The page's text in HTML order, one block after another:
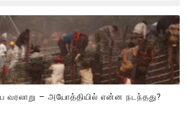
வரலாறு – அயோத்தியில் என்ன நடந்தது?